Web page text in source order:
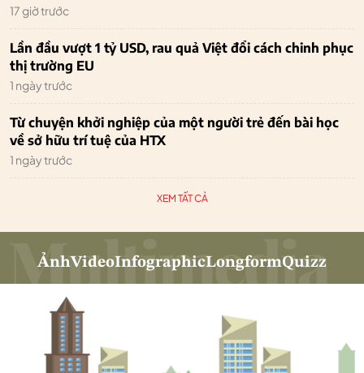
17 giờ trước
Lần đầu vượt 1 tỷ USD, rau quả Việt đổi cách chinh phục
thị trường EU
1 ngày trước
Từ chuyện khởi nghiệp của một người trẻ đến bài học
về sở hữu trí tuệ của HTX
1 ngày trước
XEM TẤT CẢ
ẢnhVideoInfographicLongformQuizz